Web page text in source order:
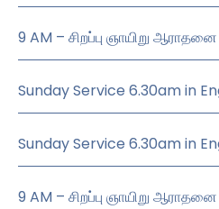
9 AM – சிறப்பு ஞாயிறு
Sunday Service 6.30am in
Sunday Service 6.30am in
9 AM – சிறப்பு ஞாயிறு